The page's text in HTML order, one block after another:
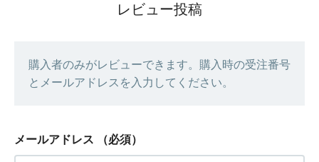
レビュー投稿
購入者のみがレビューできます。購入時の受注番号
とメールアドレスを入力してください。
メールアドレス （必須）